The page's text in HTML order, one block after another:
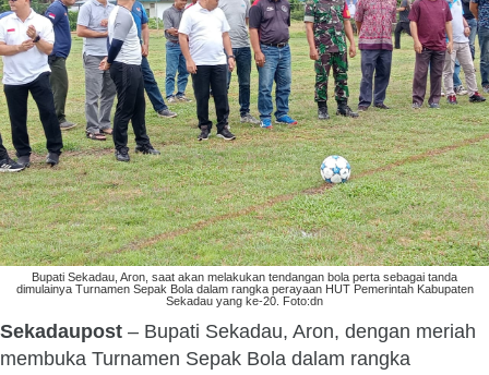
Bupati Sekadau, Aron, saat akan melakukan tendangan bola perta sebagai tanda
dimulainya Turnamen Sepak Bola dalam rangka perayaan HUT Pemerintah Kabupaten
Sekadau yang ke-20. Foto:dn
Sekadaupost – Bupati Sekadau, Aron, dengan meriah
membuka Turnamen Sepak Bola dalam rangka